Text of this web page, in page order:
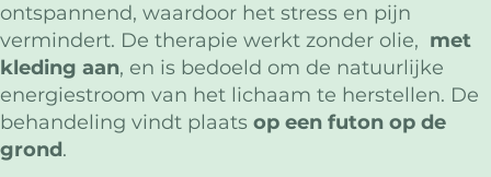
ontspannend, waardoor het stress en pijn
vermindert. De therapie werkt zonder olie, met
kleding aan, en is bedoeld om de natuurlijke
energiestroom van het lichaam te herstellen. De
behandeling vindt plaats op een futon op de
grond.